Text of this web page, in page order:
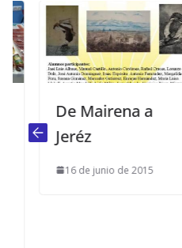
De Mairena a
Jeréz
16 de junio de 2015